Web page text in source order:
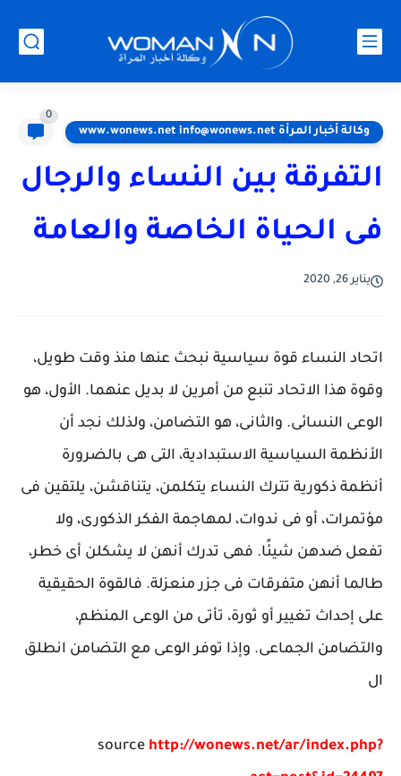
وكالة أخبار المرأة www.wonews.net info@wonews.net
0
التفرقة بين النساء والرجال
فى الحياة الخاصة والعامة
يناير 26, 2020
اتحاد النساء قوة سياسية نبحث عنها منذ وقت طويل،
وقوة هذا الاتحاد تنبع من أمرين لا بديل عنهما. الأول، هو
الوعى النسائى. والثانى، هو التضامن، ولذلك نجد أن
الأنظمة السياسية الاستبدادية، التى هى بالضرورة
أنظمة ذكورية تترك النساء يتكلمن، يتناقشن، يلتقين فى
مؤتمرات، أو فى ندوات، لمهاجمة الفكر الذكورى، ولا
تفعل ضدهن شيئًا. فهى تدرك أنهن لا يشكلن أى خطر،
طالما أنهن متفرقات فى جزر منعزلة. فالقوة الحقيقية
على إحداث تغيير أو ثورة، تأتى من الوعى المنظم،
والتضامن الجماعى. وإذا توفر الوعى مع التضامن انطلق
ال
source http://wonews.net/ar/index.php?